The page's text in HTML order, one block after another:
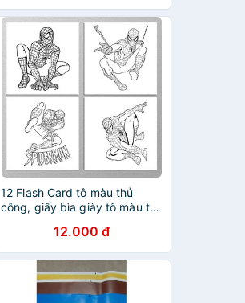
12 Flash Card tô màu thủ
công, giấy bìa giày tô màu thủ
cho bé (Thẻ rời kích thước
9cm x 9cm)
12.000 đ